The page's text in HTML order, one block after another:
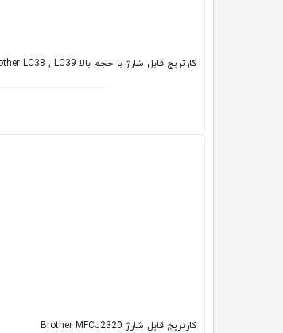
کارتریج قابل شارژ با حجم بالا ‌Brother LC38 , LC39
کارتریج قابل شارژ Brother MFCJ2320